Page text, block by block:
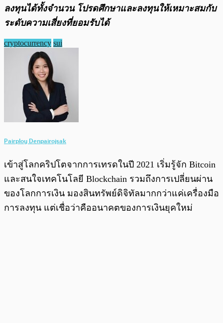
ลงทุนได้ทั้งจํานวน โปรดศึกษาและลงทุนให้เหมาะสมกับ
ระดับความเสี่ยงที่ยอมรับได้
cryptocurrency sui
Pairploy Denpairojsak
เข้าสู่โลกคริปโตจากการเทรดในปี 2021 เริ่มรู้จัก Bitcoin
และสนใจเทคโนโลยี Blockchain รวมถึงการเปลี่ยนผ่าน
ของโลกการเงิน มองสินทรัพย์ดิจิทัลมากกว่าแค่เครื่องมือ
การลงทุน แต่เชื่อว่าคืออนาคตของการเงินยุคใหม่